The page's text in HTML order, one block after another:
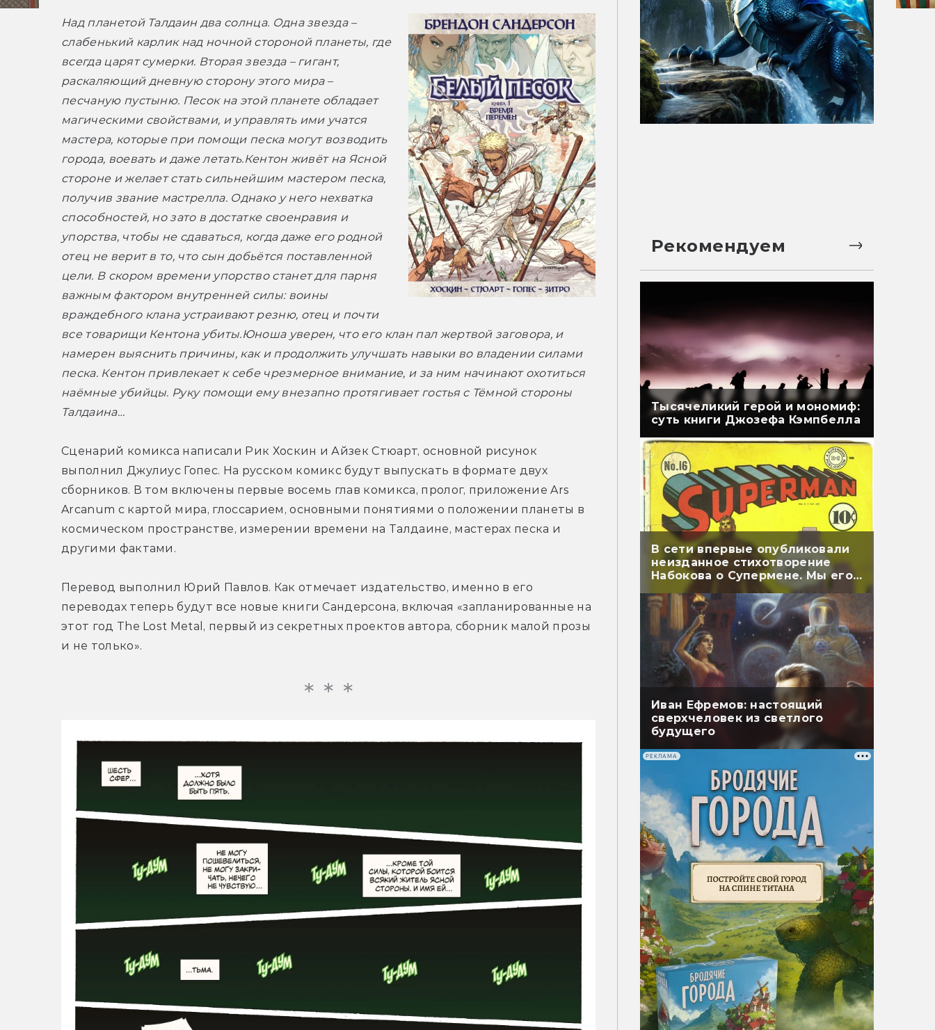
Над планетой Талдаин два солнца. Одна звезда –
слабенький карлик над ночной стороной планеты, где
всегда царят сумерки. Вторая звезда – гигант,
раскаляющий дневную сторону этого мира –
песчаную пустыню. Песок на этой планете обладает
магическими свойствами, и управлять ими учатся
мастера, которые при помощи песка могут возводить
города, воевать и даже летать.Кентон живёт на Ясной
стороне и желает стать сильнейшим мастером песка,
получив звание мастрелла. Однако у него нехватка
способностей, но зато в достатке своенравия и
упорства, чтобы не сдаваться, когда даже его родной
отец не верит в то, что сын добьётся поставленной
цели. В скором времени упорство станет для парня
важным фактором внутренней силы: воины
враждебного клана устраивают резню, отец и почти
все товарищи Кентона убиты.Юноша уверен, что его клан пал жертвой заговора, и
намерен выяснить причины, как и продолжить улучшать навыки во владении силами
песка. Кентон привлекает к себе чрезмерное внимание, и за ним начинают охотиться
наёмные убийцы. Руку помощи ему внезапно протягивает гостья с Тёмной стороны
Талдаина…
Сценарий комикса написали Рик Хоскин и Айзек Стюарт, основной рисунок
выполнил Джулиус Гопес. На русском комикс будут выпускать в формате двух
сборников. В том включены первые восемь глав комикса, пролог, приложение Ars
Arcanum с картой мира, глоссарием, основными понятиями о положении планеты в
космическом пространстве, измерении времени на Талдаине, мастерах песка и
другими фактами.
Перевод выполнил Юрий Павлов. Как отмечает издательство, именно в его
переводах теперь будут все новые книги Сандерсона, включая «запланированные на
этот год The Lost Metal, первый из секретных проектов автора, сборник малой прозы
и не только».
Рекомендуем
Тысячеликий герой и мономиф:
суть книги Джозефа Кэмпбелла
В сети впервые опубликовали
неизданное стихотворение
Набокова о Супермене. Мы его
перевели
Иван Ефремов: настоящий
сверхчеловек из светлого
будущего
РЕКЛАМА